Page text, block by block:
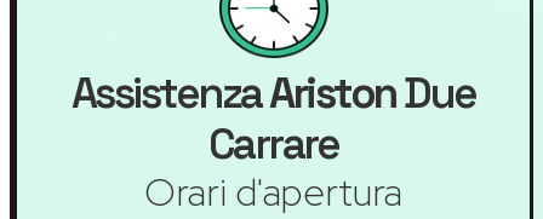
AssistenzaAristonDue
Carrare
Orari d'apertura